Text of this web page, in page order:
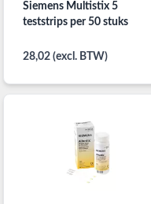
Siemens Multistix 5
teststrips per 50 stuks
28,02 (excl. BTW)